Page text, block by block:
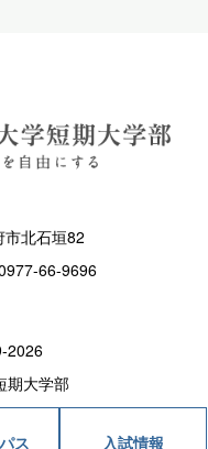
ス 入試情報
北石垣82
66-9696
2026
期大学部